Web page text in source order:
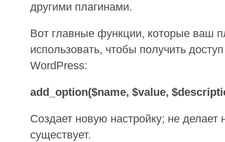
другими плагинами.
Вот главные функции, которые ваш
использовать, чтобы получить
WordPress:
add_option($name, $value,
Создает новую настройку; не делает
существует.